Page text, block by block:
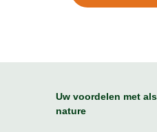
Uw voordelen met
nature